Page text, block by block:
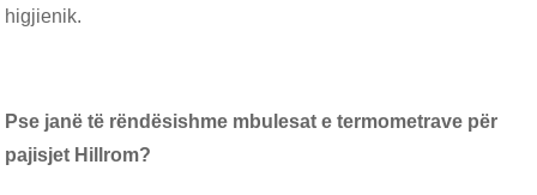
higjienik.
Pse janë të rëndësishme mbulesat e termometrave për
pajisjet Hillrom?